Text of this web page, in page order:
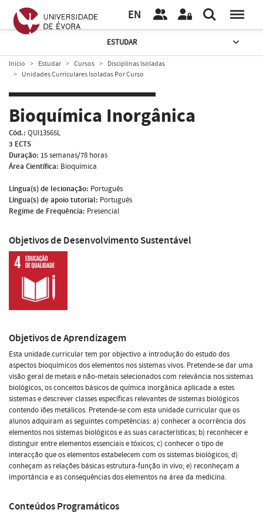
EN
ESTUDAR
Início Estudar Cursos
Disciplinas Isoladas
Unidades Curriculares Isoladas Por Curso
Bioquímica Inorgânica
Cód.: QUI13565L
3 ECTS
Duração: 15 semanas/78 horas
Área Científica: Bioquímica
Língua(s) de lecionação: Português
Língua(s) de apoio tutorial: Português
Regime de Frequência: Presencial
Objetivos de Desenvolvimento Sustentável
Objetivos de Aprendizagem
Esta unidade curricular tem por objectivo a introdução do estudo dos
aspectos bioquímicos dos elementos nos sistemas vivos. Pretende-se dar uma
visão geral de metais e não-metais selecionados com relevância nos sistemas
biológicos, os conceitos básicos de química inorgânica aplicada a estes
sistemas e descrever classes específicas relevantes de sistemas biológicos
contendo iões metálicos. Pretende-se com esta unidade curricular que os
alunos adquiram as seguintes competências: a) conhecer a ocorrência dos
elementos nos sistemas biológicos e as suas características; b) reconhecer e
distinguir entre elementos essenciais e tóxicos; c) conhecer o tipo de
interacção que os elementos estabelecem com os sistemas biológicos; d)
conheçam as relações básicas estrutura-função in vivo; e) reconheçam a
importância e as consequências dos elementos na área da medicina.
Conteúdos Programáticos